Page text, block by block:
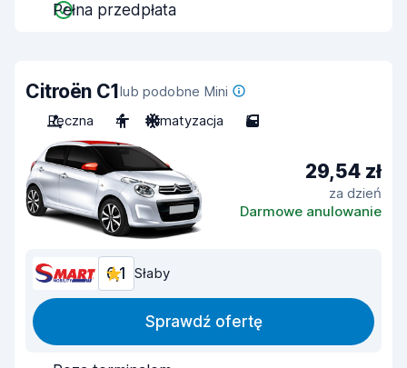
Pełna przedpłata
Citroën C1lub podobne Mini
Ręczna
4 Klimatyzacja 5
29,54 zł
za dzień
Darmowe anulowanie
6,1 Słaby
Sprawdź ofertę